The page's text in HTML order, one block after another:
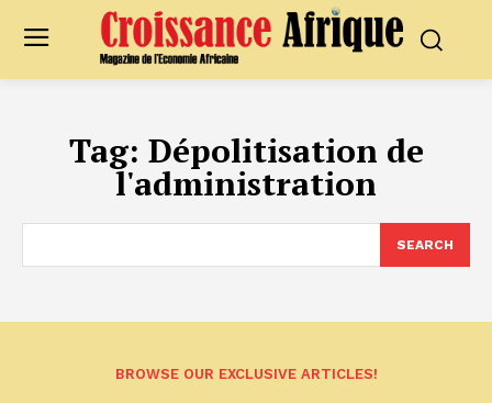
Tag: Dépolitisation de
l'administration
SEARCH
BROWSE OUR EXCLUSIVE ARTICLES!